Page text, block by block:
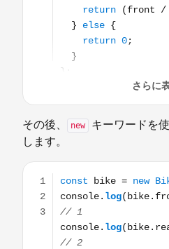
その後、 new キーワードを
します。
const bike = new